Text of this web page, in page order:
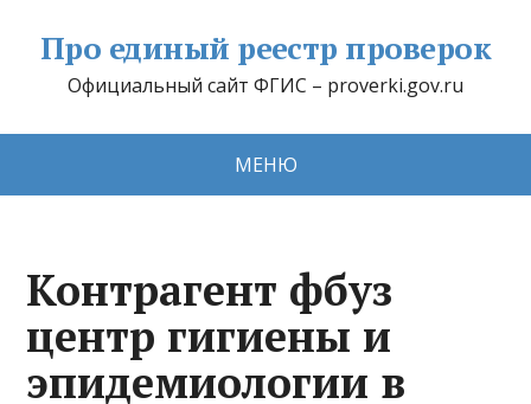
Про единый реестр проверок
Официальный сайт ФГИС – proverki.gov.ru
МЕНЮ
Контрагент фбуз
центр гигиены и
эпидемиологии в